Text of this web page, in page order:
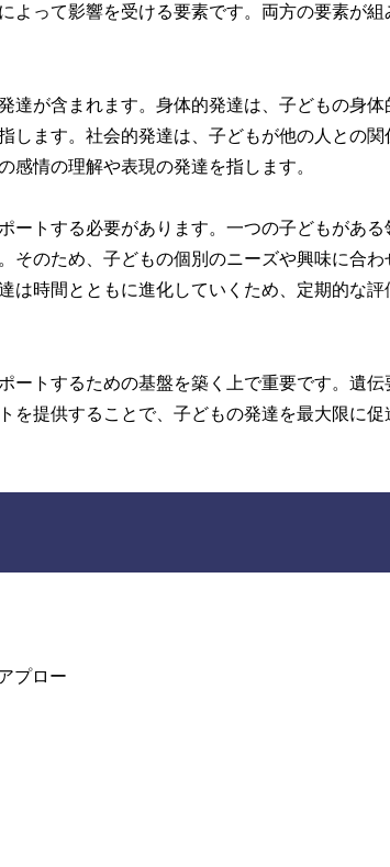
よって影響を受ける要素です。両方の要素が組
達が含まれます。身体的発達は、子どもの身体
します。社会的発達は、子どもが他の人との関
情の理解や表現の発達を指します。
ートする必要があります。一つの子どもがある
そのため、子どもの個別のニーズや興味に合わ
は時間とともに進化していくため、定期的な評
ートするための基盤を築く上で重要です。遺伝
を提供することで、子どもの発達を最大限に促